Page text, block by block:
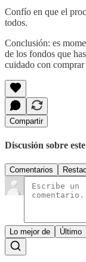
Confío en que el
todos.
Conclusión: es
de los fondos que
cuidado con
Compartir
Discusión sobre
Comentarios
Lo mejor de Último